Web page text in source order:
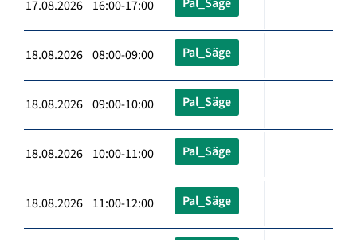
17.08.2026 16:00-17:00
18.08.2026 08:00-09:00 Pal_Säge
18.08.2026 09:00-10:00 Pal_Säge
18.08.2026 10:00-11:00 Pal_Säge
18.08.2026 11:00-12:00 Pal_Säge